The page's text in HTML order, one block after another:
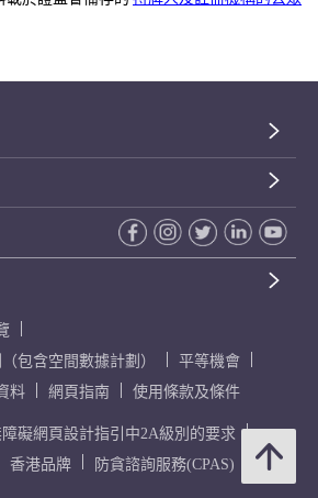
包含空間數據計劃）
平等機會
料 網頁指南 使用條款及條件
礙網頁設計指引中2A級別的要求
香港品牌 防貪諮詢服務(CPAS)